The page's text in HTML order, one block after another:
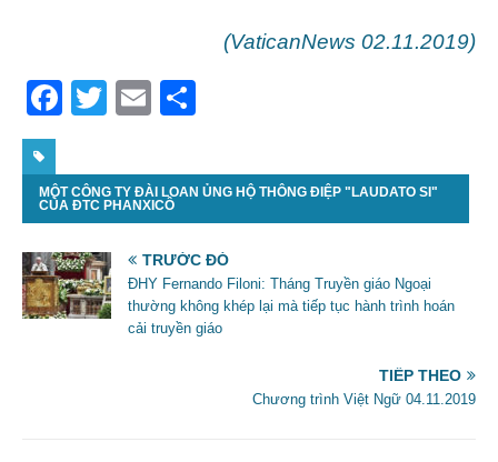
(VaticanNews 02.11.2019)
F
c
e
o
o
T
itt
er
E
ai
l
ar
e
MỘT CÔNG TY ĐÀI LOAN ỦNG HỘ THÔNG ĐIỆP "LAUDATO SI"
CỦA ĐTC PHANXICÔ
TRƯỚC ĐÓ
ĐHY Fernando Filoni: Tháng Truyền giáo Ngoại
thường không khép lại mà tiếp tục hành trình hoán
cải truyền giáo
TIẾP THEO
Chương trình Việt Ngữ 04.11.2019